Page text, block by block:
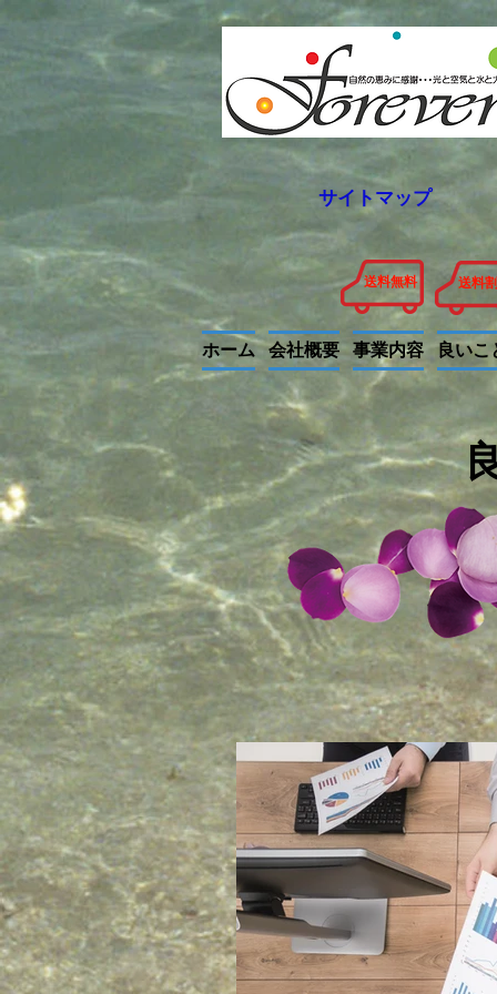
サイトマップ
送料無料 送料
ホーム 会社概要 事業内容 良いこ